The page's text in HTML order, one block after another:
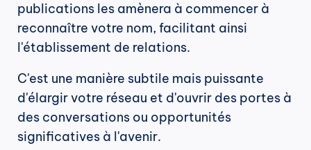
publications les amènera à commencer à
reconnaître votre nom, facilitant ainsi
l'établissement de relations.
C'est une manière subtile mais puissante
d'élargir votre réseau et d'ouvrir des portes à
des conversations ou opportunités
significatives à l'avenir.